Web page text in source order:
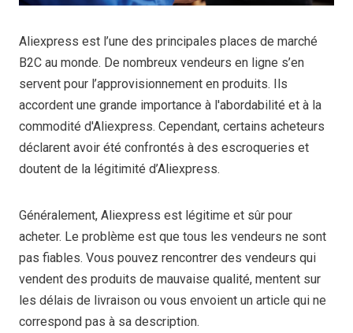
Aliexpress est l’une des principales places de marché
B2C au monde. De nombreux vendeurs en ligne s’en
servent pour l’approvisionnement en produits. Ils
accordent une grande importance à l'abordabilité et à la
commodité d'Aliexpress. Cependant, certains acheteurs
déclarent avoir été confrontés à des escroqueries et
doutent de la légitimité d’Aliexpress.
Généralement, Aliexpress est légitime et sûr pour
acheter. Le problème est que tous les vendeurs ne sont
pas fiables. Vous pouvez rencontrer des vendeurs qui
vendent des produits de mauvaise qualité, mentent sur
les délais de livraison ou vous envoient un article qui ne
correspond pas à sa description.